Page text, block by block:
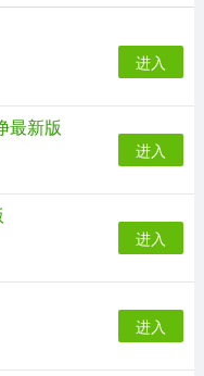
游戏最新版
通用版
进入
最新版
进入
进入
进入